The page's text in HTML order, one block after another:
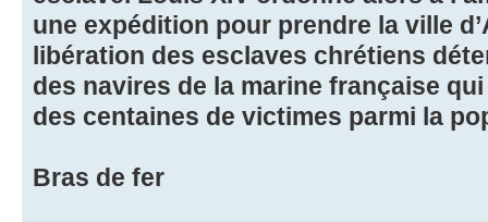
une expédition pour prendre la ville
libération des esclaves chrétiens
des navires de la marine française
des centaines de victimes parmi la
Bras de fer